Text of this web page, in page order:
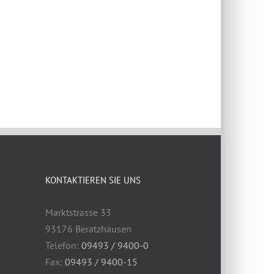
KONTAKTIEREN SIE UNS
Marktstrasse 33
93176 Beratzhausen
Telefon:09493 / 9400-0
Fax:09493 / 9400-15